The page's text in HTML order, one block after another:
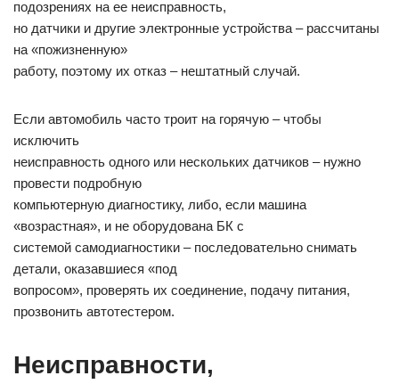
подозрениях на ее неисправность,
но датчики и другие электронные устройства – рассчитаны
на «пожизненную»
работу, поэтому их отказ – нештатный случай.
Если автомобиль часто троит на горячую – чтобы
исключить
неисправность одного или нескольких датчиков – нужно
провести подробную
компьютерную диагностику, либо, если машина
«возрастная», и не оборудована БК с
системой самодиагностики – последовательно снимать
детали, оказавшиеся «под
вопросом», проверять их соединение, подачу питания,
прозвонить автотестером.
Неисправности,